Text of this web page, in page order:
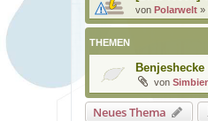
von Polarwelt »
THEMEN
Benjeshecke
von
Neues Thema